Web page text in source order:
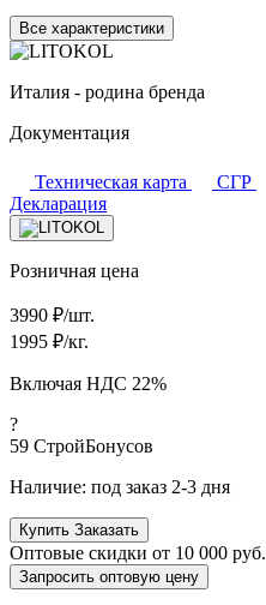
Все характеристики
Италия - родина бренда
Документация
Техническая карта СГР
Декларация
Розничная цена
3990 ₽/шт.
1995 ₽/кг.
Включая НДС 22%
?
59 СтройБонусов
Наличие: под заказ 2-3 дня
Купить Заказать
Оптовые скидки от 10 000 руб.
Запросить оптовую цену